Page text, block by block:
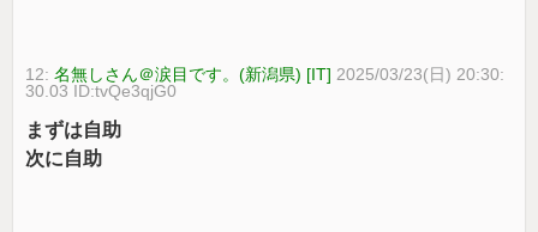
12:名無しさん＠涙目です。(新潟県) [IT] 2025/03/23(日) 20:30:
30.03 ID:tvQe3qjG0
まずは自助
次に自助